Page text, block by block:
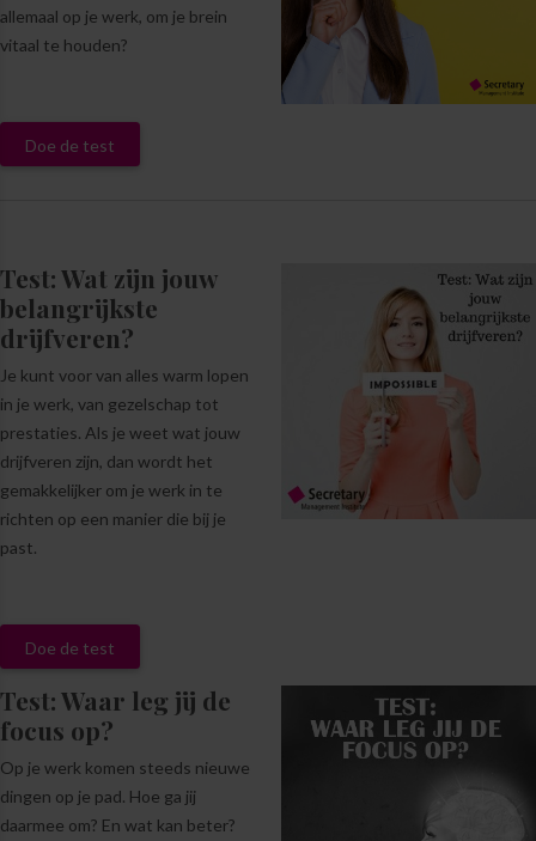
allemaal op je werk, om je brein
vitaal te houden?
Doe de test
Test: Wat zijn jouw
belangrijkste
drijfveren?
Je kunt voor van alles warm lopen
in je werk, van gezelschap tot
prestaties. Als je weet wat jouw
drijfveren zijn, dan wordt het
gemakkelijker om je werk in te
richten op een manier die bij je
past.
Doe de test
Test: Waar leg jij de
focus op?
Op je werk komen steeds nieuwe
dingen op je pad. Hoe ga jij
daarmee om? En wat kan beter?